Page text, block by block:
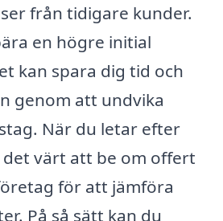
från tidigare kunder.
en högre initial
kan spara dig tid och
genom att undvika
När du letar efter
värt att be om offert
för att jämföra
På så sätt kan du